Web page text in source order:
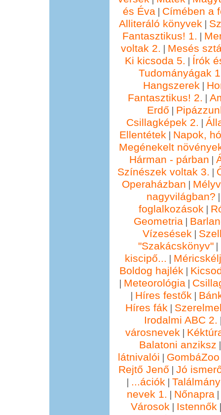
és Éva | Címében a
Alliteráló könyvek |
Fantasztikus! 1. |
voltak 2. | Mesés
Ki kicsoda 5. | Írók
Tudományágak
Hangszerek |
Fantasztikus! 2. |
Erdő |
Csillagképek 2. |
Ellentétek | Napok,
Megénekelt
Hárman - párban |
Színészek voltak 3. |
Operaházban |
nagyvilágban?
foglalkozások |
Geometria|
Vízesések |
"Szakácskönyv" |
kiscipő... |
Boldog hajlék |
| Meteorológia|
| Híres festők |
Híres fák |
Irodalmi ABC 2.
városnevek |
Balatoni anziksz
látnivalói |
Rejtő Jenő | Jó
| ...ációk |
nevek 1. | Nőnapra|
Városok | Istennők